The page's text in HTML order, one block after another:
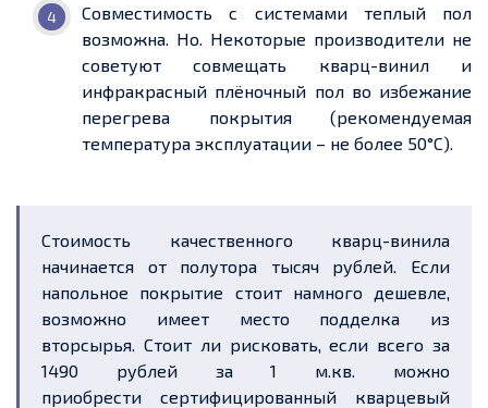
Совместимость с системами теплый пол
возможна. Но. Некоторые производители не
советуют совмещать кварц-винил и
инфракрасный плёночный пол во избежание
перегрева покрытия (рекомендуемая
температура эксплуатации – не более 50°С).
Стоимость качественного кварц-винила
начинается от полутора тысяч рублей. Если
напольное покрытие стоит намного дешевле,
возможно имеет место подделка из
вторсырья. Стоит ли рисковать, если всего за
1490 рублей за 1 м.кв. можно
приобрести сертифицированный кварцевый